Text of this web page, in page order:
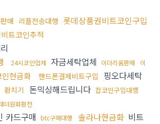
매 리플전송대행 롯데상품권비트코인구입
트코인추적
24시코인업체 자금세탁업체 이더리움판매
이
현금화 핸드폰결제비트구입 핑오다세탁
환치기 돈믹싱해드립니다 잡코인구입대행
더원화환전
카드구매 btc구매대행 솔라나현금화 비트